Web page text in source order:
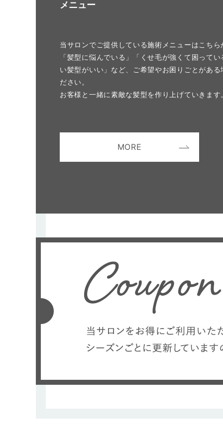
メニュー
当サロンでご提供している施術メニューはこち
「髪型に悩んでいる」「くせ毛が強くて困って
い髪型がいい」など、ご希望やお困りごとがあ
ださい。
お客様と一緒に素敵な髪型を作り上げていきます
MORE